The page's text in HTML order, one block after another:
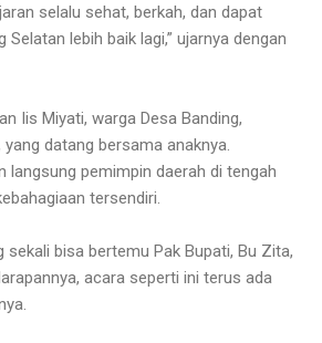
selalu sehat, berkah, dan dapat
lebih baik lagi,” ujarnya dengan
Iis Miyati, warga Desa Banding,
datang bersama anaknya.
langsung pemimpin daerah di tengah
tersendiri.
sekali bisa bertemu Pak Bupati, Bu Zita,
acara seperti ini terus ada